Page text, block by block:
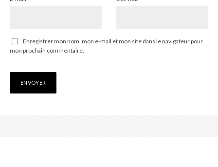
Enregistrer mon nom, mon e-mail et mon site dans le navigateur pour
mon prochain commentaire.